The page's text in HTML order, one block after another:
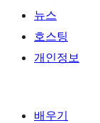
뉴스
호스팅
개인정보
배우기